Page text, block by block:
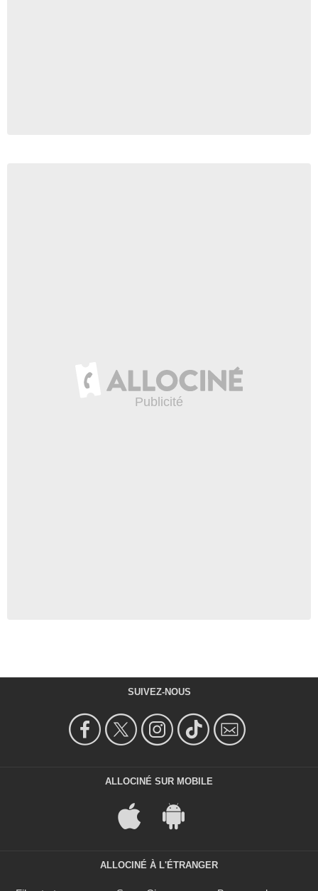
SUIVEZ-NOUS
ALLOCINÉ SUR MOBILE
ALLOCINÉ À L'ÉTRANGER